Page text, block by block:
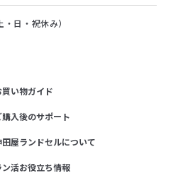
日・祝休み）
買い物ガイド
購入後のサポート
田屋ランドセルについて
ン活お役立ち情報